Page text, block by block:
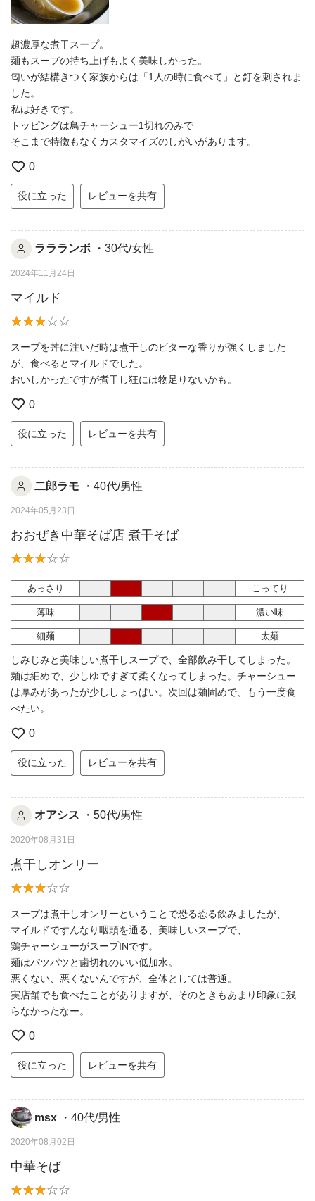
超濃厚な煮干スープ。
麺もスープの持ち上げもよく美味しかった。
匂いが結構きつく家族からは「1人の時に食べて」と釘を刺されま
した。
私は好きです。
トッピングは鳥チャーシュー1切れのみで
そこまで特徴もなくカスタマイズのしがいがあります。
0
役に立った レビューを共有
ララランボ ・30代/女性
2024年11月24日
マイルド
スープを丼に注いだ時は煮干しのビターな香りが強くしました
が、食べるとマイルドでした。
おいしかったですが煮干し狂には物足りないかも。
0
役に立った レビューを共有
二郎ラモ ・40代/男性
2024年05月23日
おおぜき中華そば店 煮干そば
あっさり こってり
薄味 濃い味
細麺 太麺
しみじみと美味しい煮干しスープで、全部飲み干してしまった。
麺は細めで、少しゆですぎて柔くなってしまった。チャーシュー
は厚みがあったが少ししょっぱい。次回は麺固めで、もう一度食
べたい。
0
役に立った レビューを共有
オアシス ・50代/男性
2020年08月31日
煮干しオンリー
スープは煮干しオンリーということで恐る恐る飲みましたが、
マイルドですんなり咽頭を通る、美味しいスープで、
鶏チャーシューがスープINです。
麺はパツパツと歯切れのいい低加水。
悪くない、悪くないんですが、全体としては普通。
実店舗でも食べたことがありますが、そのときもあまり印象に残
らなかったなー。
0
役に立った レビューを共有
msx ・40代/男性
2020年08月02日
中華そば